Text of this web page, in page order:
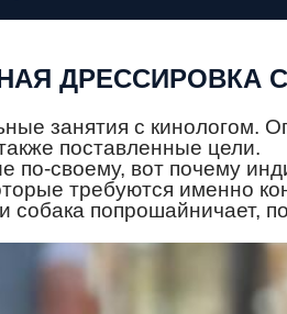
ДРЕССИРОВКА
занятия с кинологом.
поставленные цели.
своему, вот почему
требуются именно
попрошайничает,